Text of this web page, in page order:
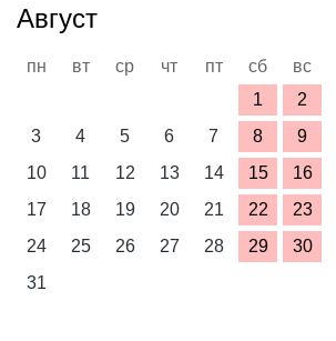
Август
пн вт ср чт пт сб
вс
1
2
3
4 5 6 7 8
9
10
11 12 13 14 15
16
17
18 19 20 21 22
23
24
25 26 27 28 29
30
31